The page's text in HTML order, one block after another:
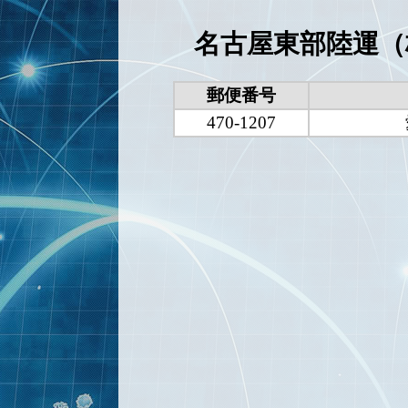
名古屋東部陸運
郵便番号
470-1207